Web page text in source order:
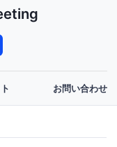
お問い合わせ